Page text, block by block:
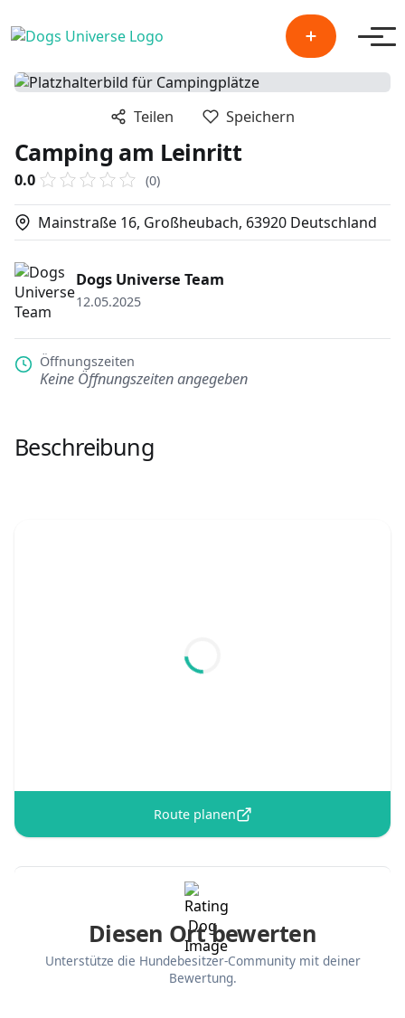
Teilen Speichern
Camping am Leinritt
0.0 (0)
Mainstraße 16, Großheubach, 63920 Deutschland
Dogs Universe Team
12.05.2025
Öffnungszeiten
Keine Öffnungszeiten angegeben
Beschreibung
Route planen
Diesen Ort bewerten
Unterstütze die Hundebesitzer-Community mit deiner
Bewertung.